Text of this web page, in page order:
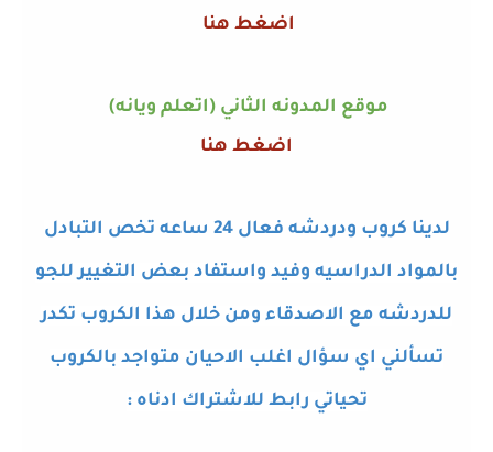
اضغط هنا
موقع المدونه الثاني (اتعلم ويانه)
اضغط هنا
لدينا كروب ودردشه فعال 24 ساعه تخص التبادل
بالمواد الدراسيه وفيد واستفاد بعض التغيير للجو
للدردشه مع الاصدقاء ومن خلال هذا الكروب تكدر
تسألني اي سؤال اغلب الاحيان متواجد بالكروب
تحياتي رابط للاشتراك ادناه: